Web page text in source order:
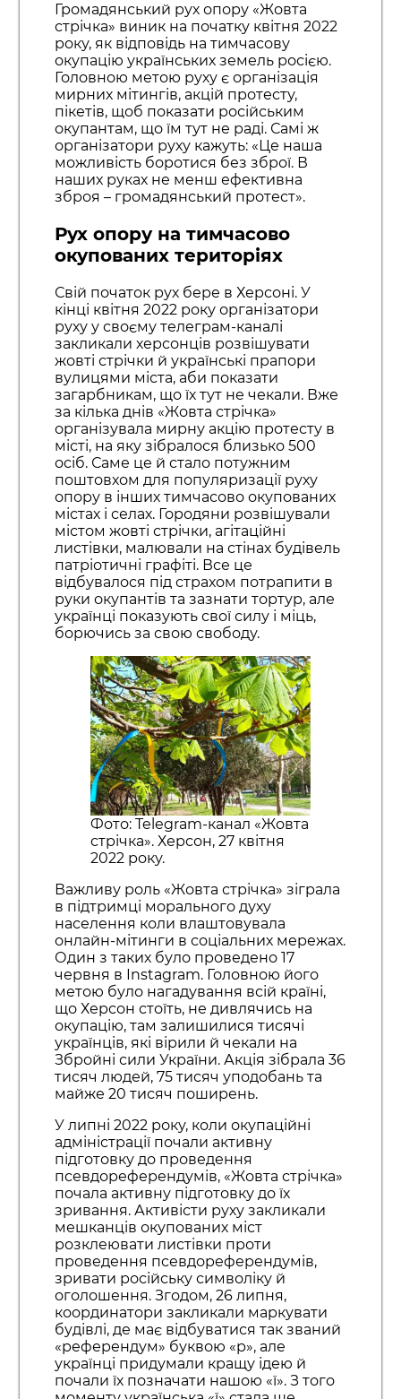
Громадянський рух опору «Жовта
стрічка» виник на початку квітня 2022
року, як відповідь на тимчасову
окупацію українських земель росією.
Головною метою руху є організація
мирних мітингів, акцій протесту,
пікетів, щоб показати російським
окупантам, що їм тут не раді. Самі ж
організатори руху кажуть: «Це наша
можливість боротися без зброї. В
наших руках не менш ефективна
зброя – громадянський протест».
Рух опору на тимчасово
окупованих територіях
Свій початок рух бере в Херсоні. У
кінці квітня 2022 року організатори
руху у своєму телеграм-каналі
закликали херсонців розвішувати
жовті стрічки й українські прапори
вулицями міста, аби показати
загарбникам, що їх тут не чекали. Вже
за кілька днів «Жовта стрічка»
організувала мирну акцію протесту в
місті, на яку зібралося близько 500
осіб. Саме це й стало потужним
поштовхом для популяризації руху
опору в інших тимчасово окупованих
містах і селах. Городяни розвішували
містом жовті стрічки, агітаційні
листівки, малювали на стінах будівель
патріотичні графіті. Все це
відбувалося під страхом потрапити в
руки окупантів та зазнати тортур, але
українці показують свої силу і міць,
борючись за свою свободу.
Фото: Telegram-канал «Жовта
стрічка». Херсон, 27 квітня
2022 року.
Важливу роль «Жовта стрічка» зіграла
в підтримці морального духу
населення коли влаштовувала
онлайн-мітинги в соціальних мережах.
Один з таких було проведено 17
червня в Instagram. Головною його
метою було нагадування всій країні,
що Херсон стоїть, не дивлячись на
окупацію, там залишилися тисячі
українців, які вірили й чекали на
Збройні сили України. Акція зібрала 36
тисяч людей, 75 тисяч уподобань та
майже 20 тисяч поширень.
У липні 2022 року, коли окупаційні
адміністрації почали активну
підготовку до проведення
псевдореферендумів, «Жовта стрічка»
почала активну підготовку до їх
зривання. Активісти руху закликали
мешканців окупованих міст
розклеювати листівки проти
проведення псевдореферендумів,
зривати російську символіку й
оголошення. Згодом, 26 липня,
координатори закликали маркувати
будівлі, де має відбуватися так званий
«референдум» буквою «р», але
українці придумали кращу ідею й
почали їх позначати нашою «ї». З того